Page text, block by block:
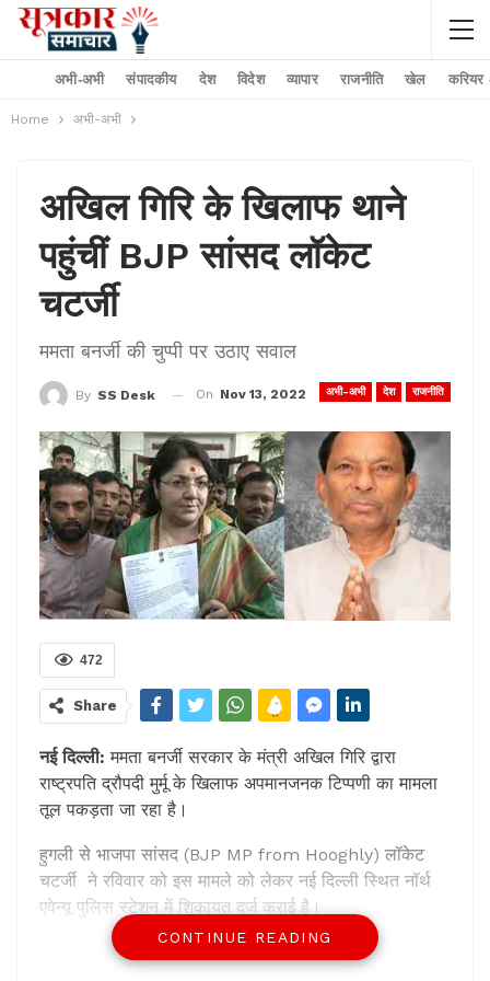
अभी-अभी संपादकीय देश विदेश व्यापार राजनीति खेल करियर
Home अभी-अभी
अखिल गिरि के खिलाफ थाने
पहुंचीं BJP सांसद लॉकेट
चटर्जी
ममता बनर्जी की चुप्पी पर उठाए सवाल
अभी-अभी देश राजनीति
By SS Desk On Nov 13, 2022
472
Share
नई दिल्ली: ममता बनर्जी सरकार के मंत्री अखिल गिरि द्वारा
राष्ट्रपति द्रौपदी मुर्मू के खिलाफ अपमानजनक टिप्पणी का मामला
तूल पकड़ता जा रहा है।
हुगली से भाजपा सांसद (BJP MP from Hooghly) लॉकेट
चटर्जी ने रविवार को इस मामले को लेकर नई दिल्ली स्थित नॉर्थ
एवेन्यू पुलिस स्टेशन में शिकायत दर्ज कराई है।
लॉकेट चटर्जी ने अपनी शिकायत में पुलिस से आईपीसी और एससी-
CONTINUE READING